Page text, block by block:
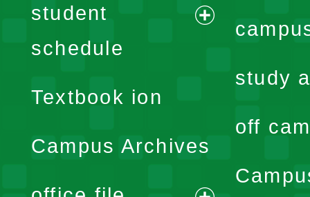
student
schedule
expand
menu
Textbook ion
Campus Archives
study
off